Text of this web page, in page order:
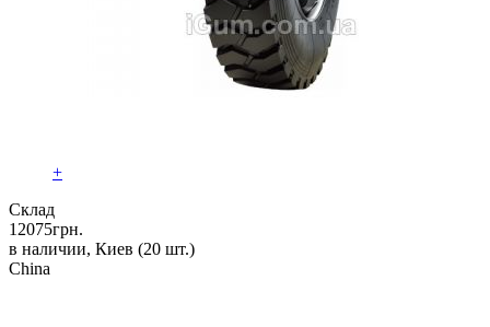
+
Склад
12075грн.
в наличии, Киев (20 шт.)
China